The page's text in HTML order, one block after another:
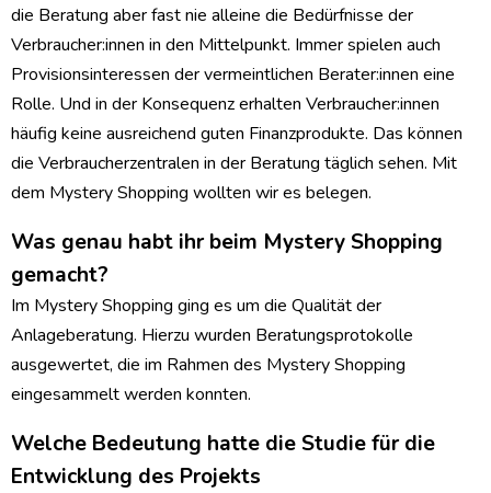
die Beratung aber fast nie alleine die Bedürfnisse der
Verbraucher:innen in den Mittelpunkt. Immer spielen auch
Provisionsinteressen der vermeintlichen Berater:innen eine
Rolle. Und in der Konsequenz erhalten Verbraucher:innen
häufig keine ausreichend guten Finanzprodukte. Das können
die Verbraucherzentralen in der Beratung täglich sehen. Mit
dem Mystery Shopping wollten wir es belegen.
Was genau habt ihr beim Mystery Shopping
gemacht?
Im Mystery Shopping ging es um die Qualität der
Anlageberatung. Hierzu wurden Beratungsprotokolle
ausgewertet, die im Rahmen des Mystery Shopping
eingesammelt werden konnten.
Welche Bedeutung hatte die Studie für die
Entwicklung des Projekts